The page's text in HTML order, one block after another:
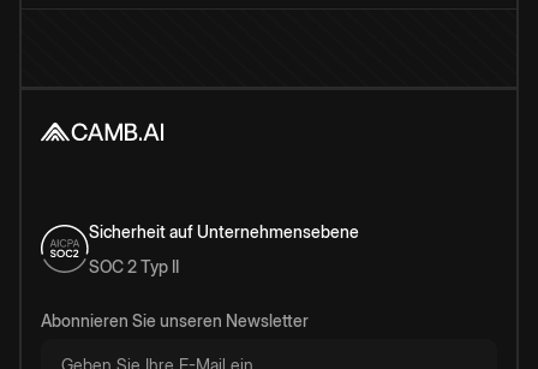
Sicherheit auf Unternehmensebene
SOC 2 Typ II
Abonnieren Sie unseren Newsletter